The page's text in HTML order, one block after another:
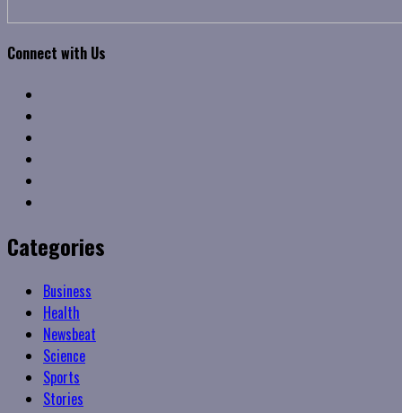
Connect with Us
Categories
Business
Health
Newsbeat
Science
Sports
Stories